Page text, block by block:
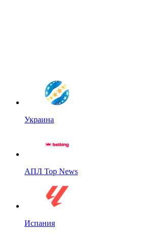
Украина
АПЛ Top News
Испания